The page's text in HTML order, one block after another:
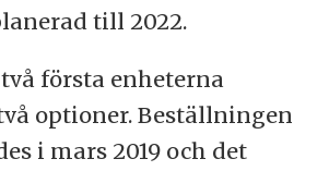
till 2022.
första enheterna
optioner. Beställningen
i mars 2019 och det